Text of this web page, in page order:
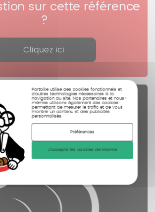
Partbike utilise des cookies fonctionnels et
d’autres technologies nécessaires à la
navigation du site. Nos partenaires et nous-
mêmes utilisons également des cookies
permettant de mesurer le trafic et de vous
montrer un contenu et des publicités
personnalisés.
Préférences
J'accepte les cookies de Mamie
sur cette référence
?
Cliquez ici
Détachées